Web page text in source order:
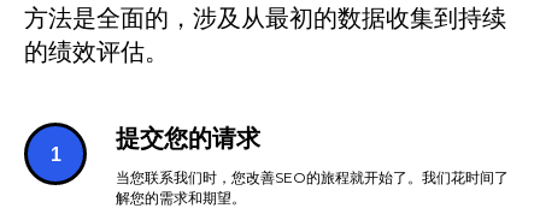
方法是全面的，涉及从最初的数据收集到持续
的绩效评估。
提交您的请求
当您联系我们时，您改善SEO的旅程就开始了。我们花时间了
解您的需求和期望。